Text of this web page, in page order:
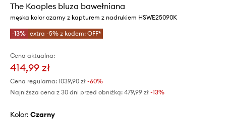
The Kooples bluza bawełniana
męska kolor czarny z kapturem z nadrukiem HSWE25090K
-13% extra -5% z kodem: OFF*
Cena aktualna:
414,99 zł
Cena regularna: 1039,90 zł -60%
Najniższa cena z 30 dni przed obniżką: 479,99 zł -13%
Kolor: czarny